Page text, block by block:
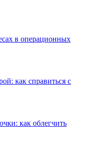
в операционных
как справиться с
как облегчить